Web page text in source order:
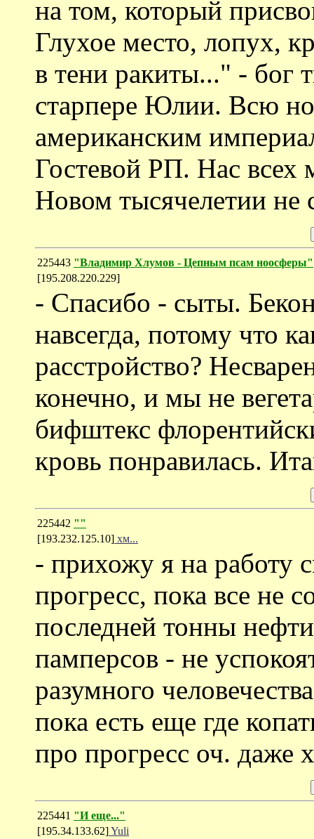
на том, который
Глухое место, лопух,
в тени ракиты..." - бог
старпере Юлии. Всю
американским
Гостевой РП. Нас всех
Новом тысячелетии не
225443 "Владимир Хлумов - Цепным псам ноосферы"
[195.208.220.229]
- Спасибо - сыты.
навсегда, потому что
расстройство?
конечно, и мы не
бифштекс
кровь понравилась.
225442 ""
[193.232.125.10] хм...
- прихожу я на работу
прогресс, пока все не
последней тонны
памперсов - не
разумного
пока есть еще где
про прогресс оч. даже
225441 "И еще..."
[195.34.133.62]Yuli